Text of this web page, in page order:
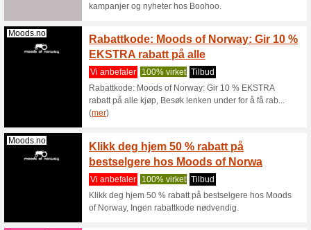
Handle
Bemz.com
Nå
til
Vi